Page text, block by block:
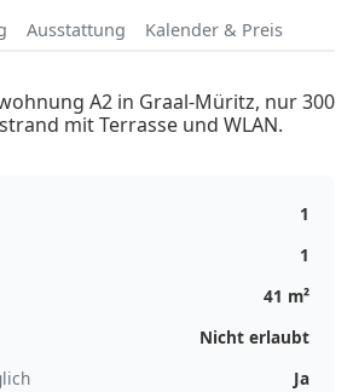
Ausstattung Kalender & Preis
A2 in Graal-Müritz, nur 300
mit Terrasse und WLAN.
1
1
41 m²
Nicht erlaubt
Ja